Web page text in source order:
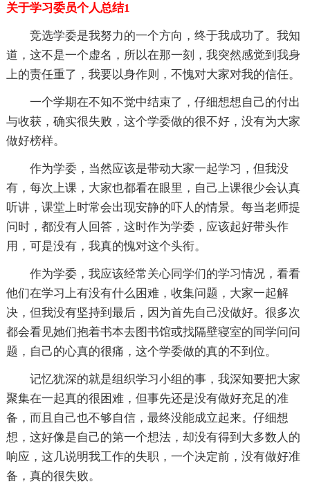
关于学习委员个人总结1
竞选学委是我努力的一个方向，终于我成功了。我知
道，这不是一个虚名，所以在那一刻，我突然感觉到我身
上的责任重了，我要以身作则，不愧对大家对我的信任。
一个学期在不知不觉中结束了，仔细想想自己的付出
与收获，确实很失败，这个学委做的很不好，没有为大家
做好榜样。
作为学委，当然应该是带动大家一起学习，但我没
有，每次上课，大家也都看在眼里，自己上课很少会认真
听讲，课堂上时常会出现安静的吓人的情景。每当老师提
问时，都没有人回答，这时作为学委，应该起好带头作
用，可是没有，我真的愧对这个头衔。
作为学委，我应该经常关心同学们的学习情况，看看
他们在学习上有没有什么困难，收集问题，大家一起解
决，但我没有坚持到最后，因为首先自己没做好。很多次
都会看见她们抱着书本去图书馆或找隔壁寝室的同学问问
题，自己的心真的很痛，这个学委做的真的不到位。
记忆犹深的就是组织学习小组的事，我深知要把大家
聚集在一起真的很困难，但事先还是没有做好充足的准
备，而且自己也不够自信，最终没能成立起来。仔细想
想，这好像是自己的第一个想法，却没有得到大多数人的
响应，这几说明我工作的失职，一个决定前，没有做好准
备，真的很失败。